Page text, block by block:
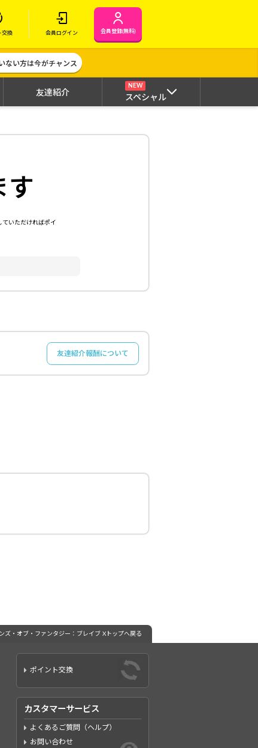
交換 会員ログイン 会員登録(無料)
ない方は今がチャンス
友達紹介
NEW
スペシャル
す
いただければポイ
友達紹介報酬について
ズ・オブ・ファンタジー：ブレイブ Xトップへ戻る
ポイント交換
カスタマーサービス
よくあるご質問（ヘルプ）
お問い合わせ